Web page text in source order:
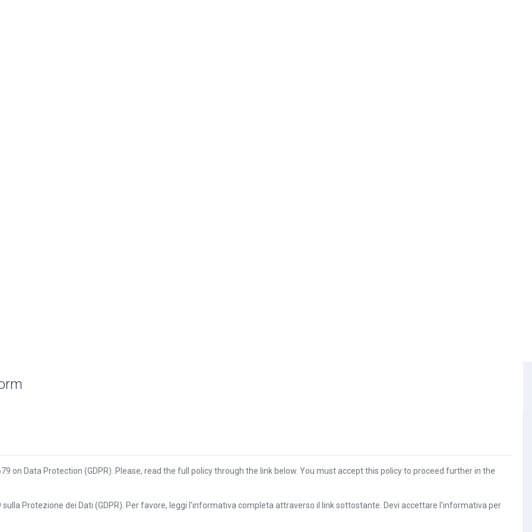
on Data Protection (GDPR). Please, read the full policy through the link below. You must accept this policy to proceed further in the
sulla Protezione dei Dati (GDPR). Per favore, leggi l'informativa completa attraverso il link sottostante. Devi accettare l'informativa per